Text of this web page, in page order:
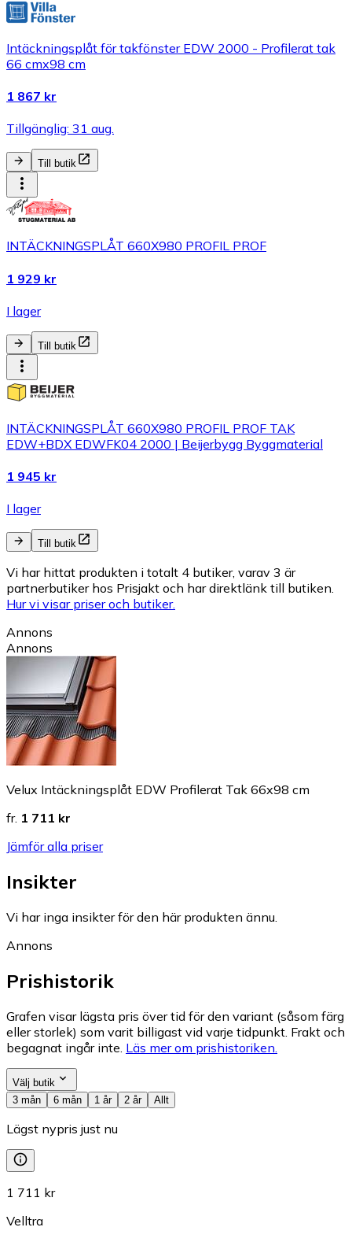
Intäckningsplåt för takfönster EDW 2000 - Profilerat tak
66 cmx98 cm
1 867 kr
Tillgänglig: 31 aug.
Till butik
INTÄCKNINGSPLÅT 660X980 PROFIL PROF
1 929 kr
I lager
Till butik
INTÄCKNINGSPLÅT 660X980 PROFIL PROF TAK
EDW+BDX EDWFK04 2000 | Beijerbygg Byggmaterial
1 945 kr
I lager
Till butik
Vi har hittat produkten i totalt 4 butiker, varav 3 är
partnerbutiker hos Prisjakt och har direktlänk till butiken.
Hur vi visar priser och butiker.
Annons
Annons
Velux Intäckningsplåt EDW Profilerat Tak 66x98 cm
fr. 1 711 kr
Jämför alla priser
Insikter
Vi har inga insikter för den här produkten ännu.
Annons
Prishistorik
Grafen visar lägsta pris över tid för den variant (såsom färg
eller storlek) som varit billigast vid varje tidpunkt. Frakt och
begagnat ingår inte. Läs mer om prishistoriken.
Välj butik
3 mån
6 mån 1 år 2 år Allt
Lägst nypris just nu
1 711 kr
Velltra